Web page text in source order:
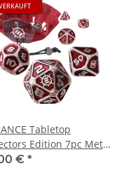
Tabletop
Edition 7pc Metal
Set Red
€ *